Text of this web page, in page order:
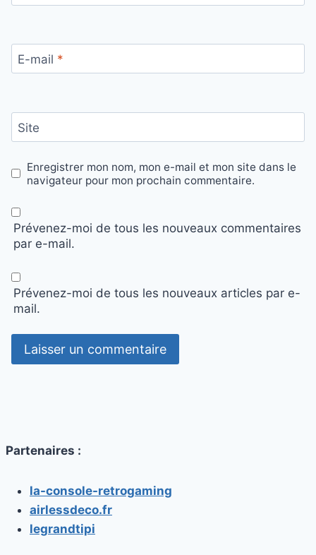
E-mail *
Site
Enregistrer mon nom, mon e-mail et mon site dans le
navigateur pour mon prochain commentaire.
Prévenez-moi de tous les nouveaux commentaires
par e-mail.
Prévenez-moi de tous les nouveaux articles par e-
mail.
Partenaires :
la-console-retrogaming
airlessdeco.fr
legrandtipi